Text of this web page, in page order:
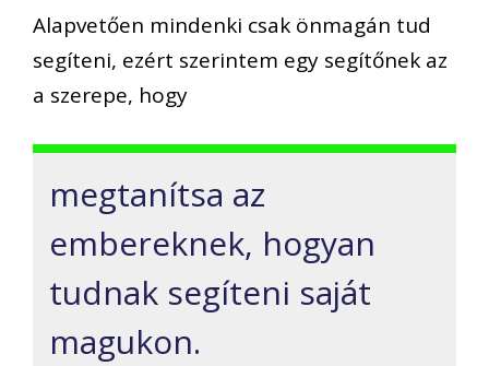
Alapvetően mindenki csak önmagán tud
segíteni, ezért szerintem egy segítőnek az
a szerepe, hogy
megtanítsa az
embereknek, hogyan
tudnak segíteni saját
magukon.